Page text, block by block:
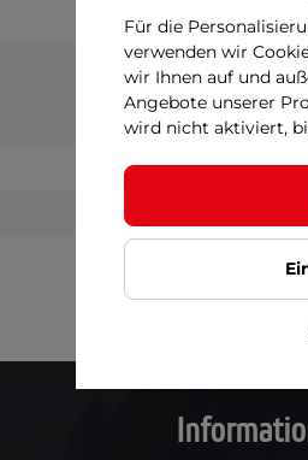
Für die
verwenden wir
wir Ihnen auf und
Angebote unserer
wird nicht aktiviert,